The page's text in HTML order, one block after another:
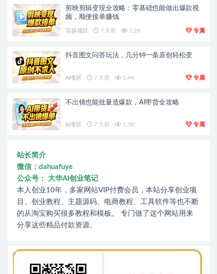
剪映剪辑变现全攻略：零基础也能做出爆款视
频，顺便接单赚钱
实操项目 7 天前 1.2K 专属
抖音图文问答玩法，几分钟一条原创轻松变
AI专区 7 天前 1.4K 专属
不出镜也能批量造爆款，AI带货全攻略
AI专区 7 天前 1.5K 专属
站长简介
微信：dahuafuye
公众号： 大华AI创业笔记
本人创业10年，多家网站VIP付费会员，本站分享创业项
目、创业教程、主题源码、电商教程、工具软件等也不断
的从淘宝购买很多教程和模板。 专门做了这个网站用来
分享这些精品付款资源。